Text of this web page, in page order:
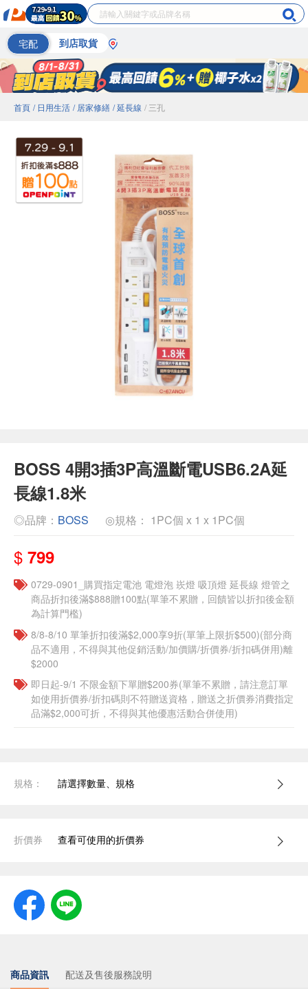
宅配 到店取貨
首頁 / 日用生活 / 居家修繕 / 延長線 / 三孔
BOSS 4開3插3P高溫斷電USB6.2A延
長線1.8米
◎品牌： BOSS ◎規格： 1PC個 x 1 x 1PC個
$ 799
0729-0901_購買指定電池 電燈泡 崁燈 吸頂燈 延長線 燈管之
商品折扣後滿$888贈100點(單筆不累贈，回饋皆以折扣後金額
為計算門檻)
8/8-8/10 單筆折扣後滿$2,000享9折(單筆上限折$500)(部分商
品不適用，不得與其他促銷活動/加價購/折價券/折扣碼併用)離
$2000
即日起-9/1 不限金額下單贈$200券(單筆不累贈，請注意訂單
如使用折價券/折扣碼則不符贈送資格，贈送之折價券消費指定
品滿$2,000可折，不得與其他優惠活動合併使用)
規格： 請選擇數量、規格
折價券 查看可使用的折價券
商品資訊 配送及售後服務說明